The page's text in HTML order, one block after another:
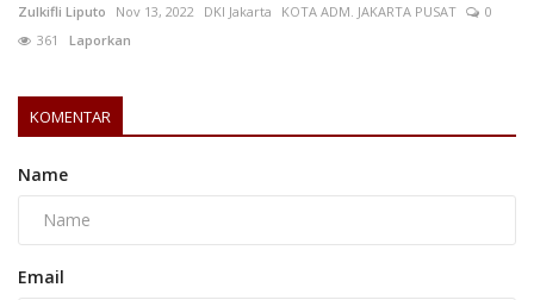
Zulkifli Liputo Nov 13, 2022 DKI Jakarta KOTA ADM. JAKARTA PUSAT
0
361
Laporkan
KOMENTAR
Name
Email